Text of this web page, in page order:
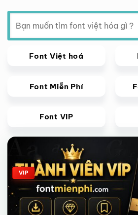
Tìm
kiếm:
Font Việt hoá
Font Miễn Phí
Font VIP
Giảm giá!
VIP